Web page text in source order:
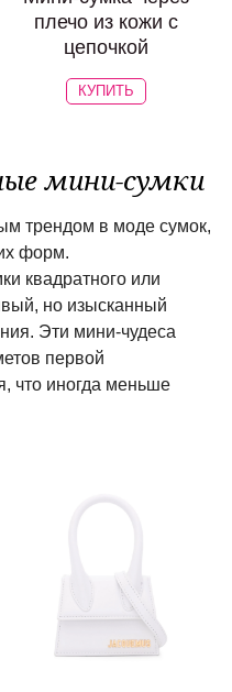
плечо из кожи с
цепочкой
КУПИТЬ
мини-сумки
трендом в моде сумок,
форм.
квадратного или
но изысканный
Эти мини-чудеса
первой
что иногда меньше